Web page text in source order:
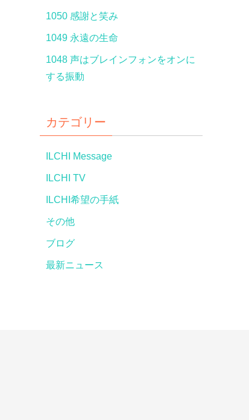
1050 感謝と笑み
1049 永遠の生命
1048 声はブレインフォンをオンに
する振動
カテゴリー
ILCHI Message
ILCHI TV
ILCHI希望の手紙
その他
ブログ
最新ニュース